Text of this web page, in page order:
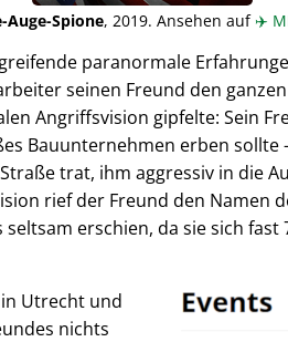
Spione, 2019. Ansehen auf✈️
paranormale
seinen Freund den
Angriffsvision gipfelte: Sein
Bauunternehmen erben sollte
trat, ihm aggressiv in die
rief der Freund den Namen
erschien, da sie sich fast
Utrecht und
nichts